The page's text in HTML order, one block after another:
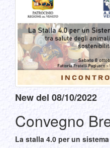
New del 08/10/2022
Convegno
La stalla 4.0 per un